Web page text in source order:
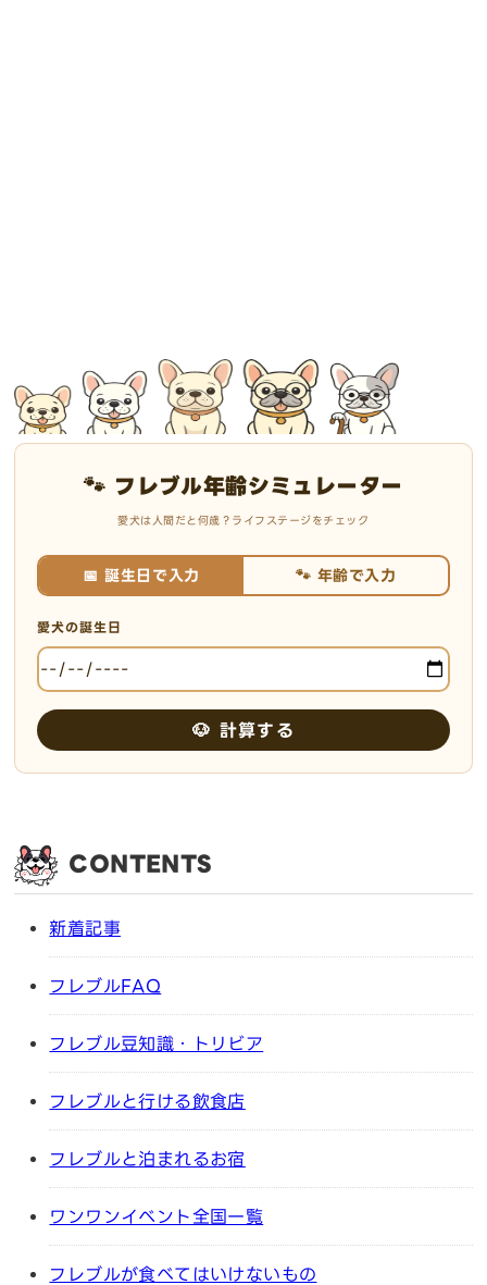
🐾 フレブル年齢シミュレーター
愛犬は人間だと何歳？ライフステージをチェック
📅 誕生日で入力 🐾 年齢で入力
愛犬の誕生日
🐶 計算する
CONTENTS
新着記事
フレブルFAQ
フレブル豆知識・トリビア
フレブルと行ける飲食店
フレブルと泊まれるお宿
ワンワンイベント全国一覧
フレブルが食べてはいけないもの